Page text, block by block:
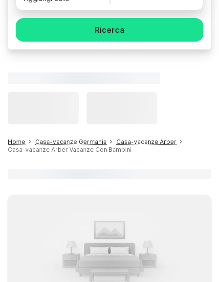
Ricerca
Home Casa-vacanze Germania
Casa-vacanze Arber
Casa-vacanze Arber Vacanze Con Bambini